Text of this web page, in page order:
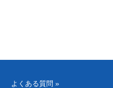
よくある質問 »